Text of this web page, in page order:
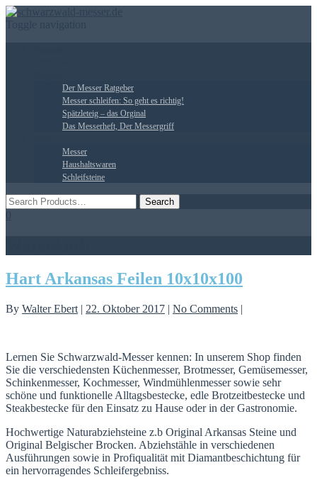
Der Messer Ratgeber
Messer schleifen: So geht es richtig!
Spätzleteig – das Orginal
Das Messerheft, Der Messergriff
Messer
Haushaltswaren
Schleifsteine
Hart Arkansas Feilen 10x10x100
By Walter Ebert | 22. Oktober 2017 | No Comments |
Lernen Sie Schwarzwald-Messer kennen: In unserem Shop finden
Sie die verschiedensten Küchenmesser, Brotmesser, Gemüsemesser,
Schinkenmesser, Kochmesser, Windmühlenmesser sowie sehr
schöne und funktionelle Alltagsbestecke, edle Brotzeitbestecke und
Steakbestecke für den Einsatz zu Hause oder in der Gastronomie.
Hochwertige Naturabziehsteine z.b Original Arkansas Steine und
Original Belgischer Brocken. Abziehstähle in verschiedenen
Ausführungen sowie in Profiqualität mit Diamantbeschichtung für
ein hervorragendes Schleifergebniss.